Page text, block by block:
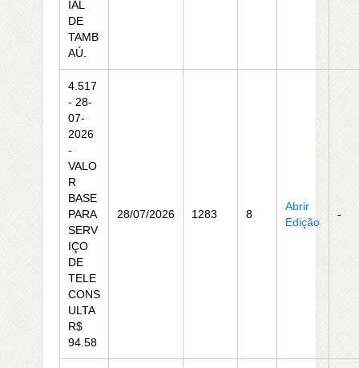
IAL
DE
TAMB
AÚ.
4.517
- 28-
07-
2026
-
VALO
R
BASE
PARA
SERV
IÇO
DE
TELE
CONS
ULTA
R$
94.58
28/07/2026 1283 8
Abrir
Edição
-